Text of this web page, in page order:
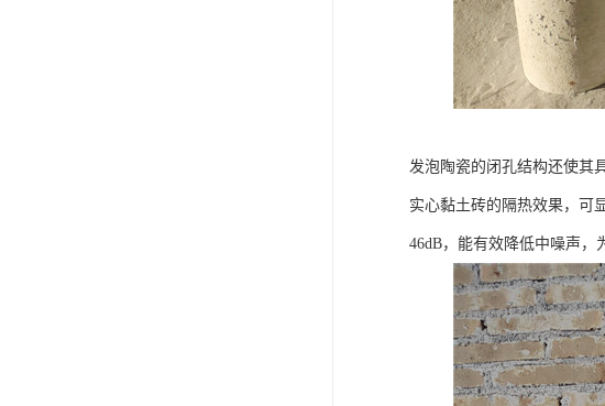
发泡陶瓷的闭孔结构还使其
实心黏土砖的隔热效果，可
46dB，能有效降低中噪声，